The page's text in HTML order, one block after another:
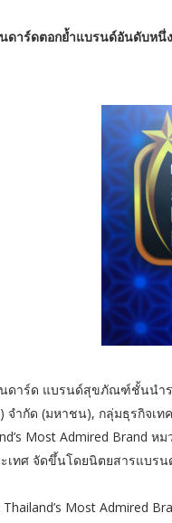
ดาร์ดตอกย้ำแบรนด์อันดับหนึ่
ดาร์ด แบรนด์สุขภัณฑ์ชั้นนำร
จำกัด (มหาชน), กลุ่มธุรกิจเ
Most Admired Brand
เทศ จัดขึ้นโดยนิตยสารแบรน
Thailand’s Most Admired